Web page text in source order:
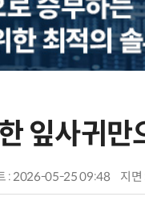
잎사귀만
: 2026-05-25 09:48 지